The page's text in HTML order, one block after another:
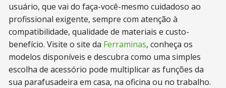
usuário, que vai do faça-você-mesmo cuidadoso ao
profissional exigente, sempre com atenção à
compatibilidade, qualidade de materiais e custo-
benefício. Visite o site da Ferraminas, conheça os
modelos disponíveis e descubra como uma simples
escolha de acessório pode multiplicar as funções da
sua parafusadeira em casa, na oficina ou no trabalho.